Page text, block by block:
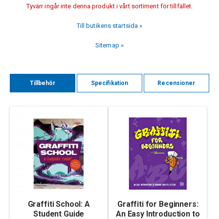
Tyvärr ingår inte denna produkt i vårt sortiment för tillfället.
Till butikens startsida »
Sitemap »
Tillbehör Specifikation Recensioner
Graffiti School: A
Student Guide
Graffiti for Beginners:
An Easy Introduction to